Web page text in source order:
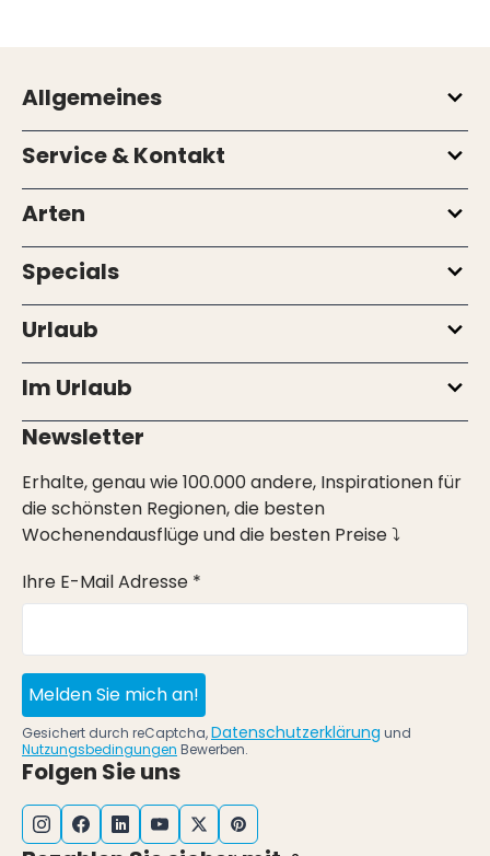
Allgemeines
Service & Kontakt
Arten
Specials
Urlaub
Im Urlaub
Newsletter
Erhalte, genau wie 100.000 andere, Inspirationen für
die schönsten Regionen, die besten
Wochenendausflüge und die besten Preise ⤵
Ihre E-Mail Adresse *
Melden Sie mich an!
Gesichert durch reCaptcha,Datenschutzerklärung und
Nutzungsbedingungen Bewerben.
Folgen Sie uns